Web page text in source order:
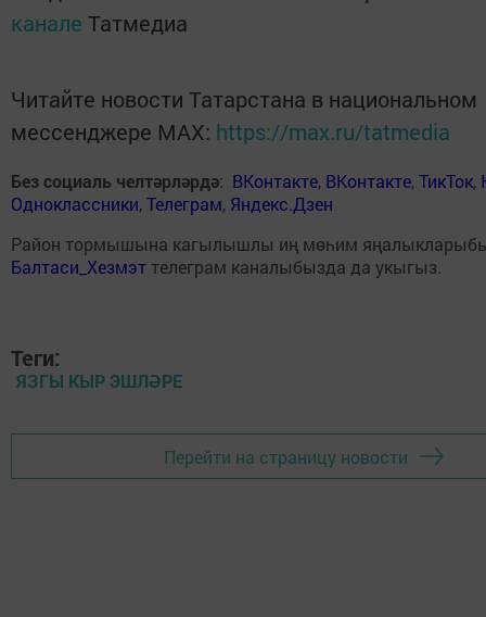
канале Татмедиа
Читайте новости Татарстана в национальном
мессенджере MАХ: https://max.ru/tatmedia
Без социаль челтәрләрдә: ВКонтакте, ВКонтакте,ТикТок,
Одноклассники,Телеграм, Яндекс.Дзен
Район тормышына кагылышлы иң мөһим
Балтаси_Хезмэт телеграм каналыбызда да укыгыз.
Теги:
ЯЗГЫ КЫР ЭШЛӘРЕ
Перейти на страницу новости